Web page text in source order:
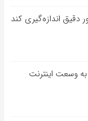
دقیق اندازه‌گیری کند
وسعت اینترنت